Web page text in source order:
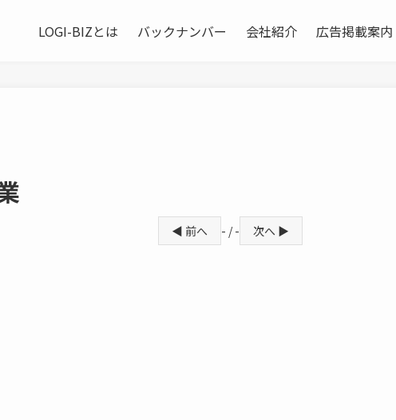
LOGI-BIZとは バックナンバー 会社紹介 広告掲載案内
◀ 前へ - / - 次へ ▶